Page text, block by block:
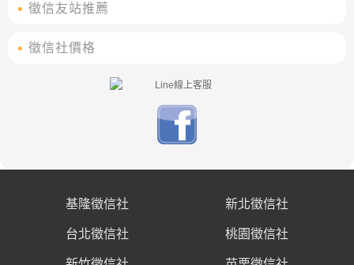
徵信友站推薦
徵信社價格
基隆徵信社 新北徵信社
台北徵信社 桃園徵信社